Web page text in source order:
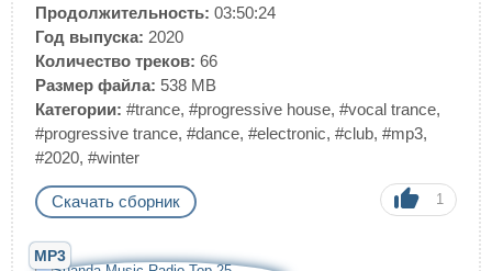
Продолжительность: 03:50:24
Год выпуска: 2020
Количество треков: 66
Размер файла: 538 MB
Категории: #trance, #progressive house, #vocal trance,
#progressive trance, #dance, #electronic, #club, #mp3,
#2020, #winter
Скачать сборник 1
MP3